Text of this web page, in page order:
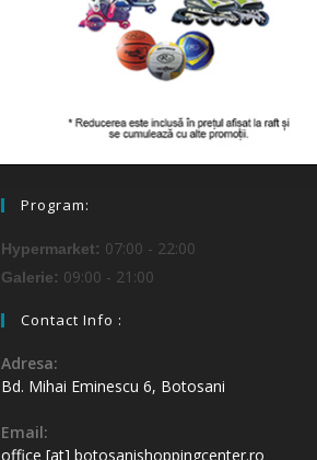
Program:
Hypermarket: 07:00 - 22:00
Galerie: 09:00 - 21:00
Contact Info :
Adresa:
Bd. Mihai Eminescu 6, Botosani
Email:
office [at] botosanishoppingcenter.ro